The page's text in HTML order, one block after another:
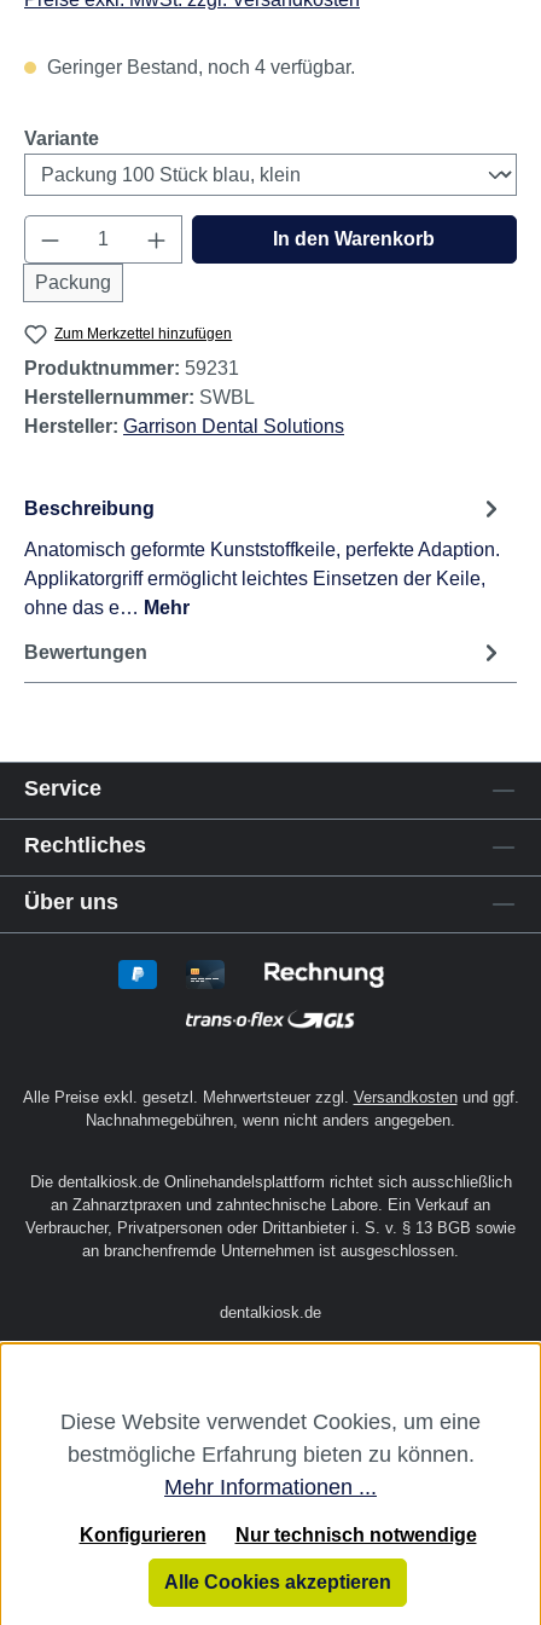
Geringer Bestand, noch 4 verfügbar.
Varianteauswählen
Produkt Anzahl: Gib den gewünschten
Packung
In den Warenkorb
Zum Merkzettel hinzufügen
Produktnummer: 59231
Herstellernummer: SWBL
Hersteller: Garrison Dental Solutions
Beschreibung
Anatomisch geformte Kunststoffkeile, perfekte Adaption.
Applikatorgriff ermöglicht leichtes Einsetzen der Keile,
ohne das e… Mehr
Bewertungen
Service
Rechtliches
Über uns
Alle Preise exkl. gesetzl. Mehrwertsteuer zzgl. Versandkostenund ggf.
Nachnahmegebühren, wenn nicht anders angegeben.
Die dentalkiosk.de Onlinehandelsplattform richtet sich ausschließlich
an Zahnarztpraxen und zahntechnische Labore. Ein Verkauf an
Verbraucher, Privatpersonen oder Drittanbieter i. S. v. § 13 BGB sowie
an branchenfremde Unternehmen ist ausgeschlossen.
dentalkiosk.de
Diese Website verwendet Cookies, um eine
bestmögliche Erfahrung bieten zu können.
Mehr Informationen ...
Nur technisch notwendige
Konfigurieren
Alle Cookies akzeptieren